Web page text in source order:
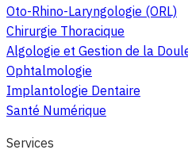
Oto-Rhino-Laryngologie (ORL)
Chirurgie Thoracique
Algologie et Gestion de la
Ophtalmologie
Implantologie Dentaire
Santé Numérique
Services